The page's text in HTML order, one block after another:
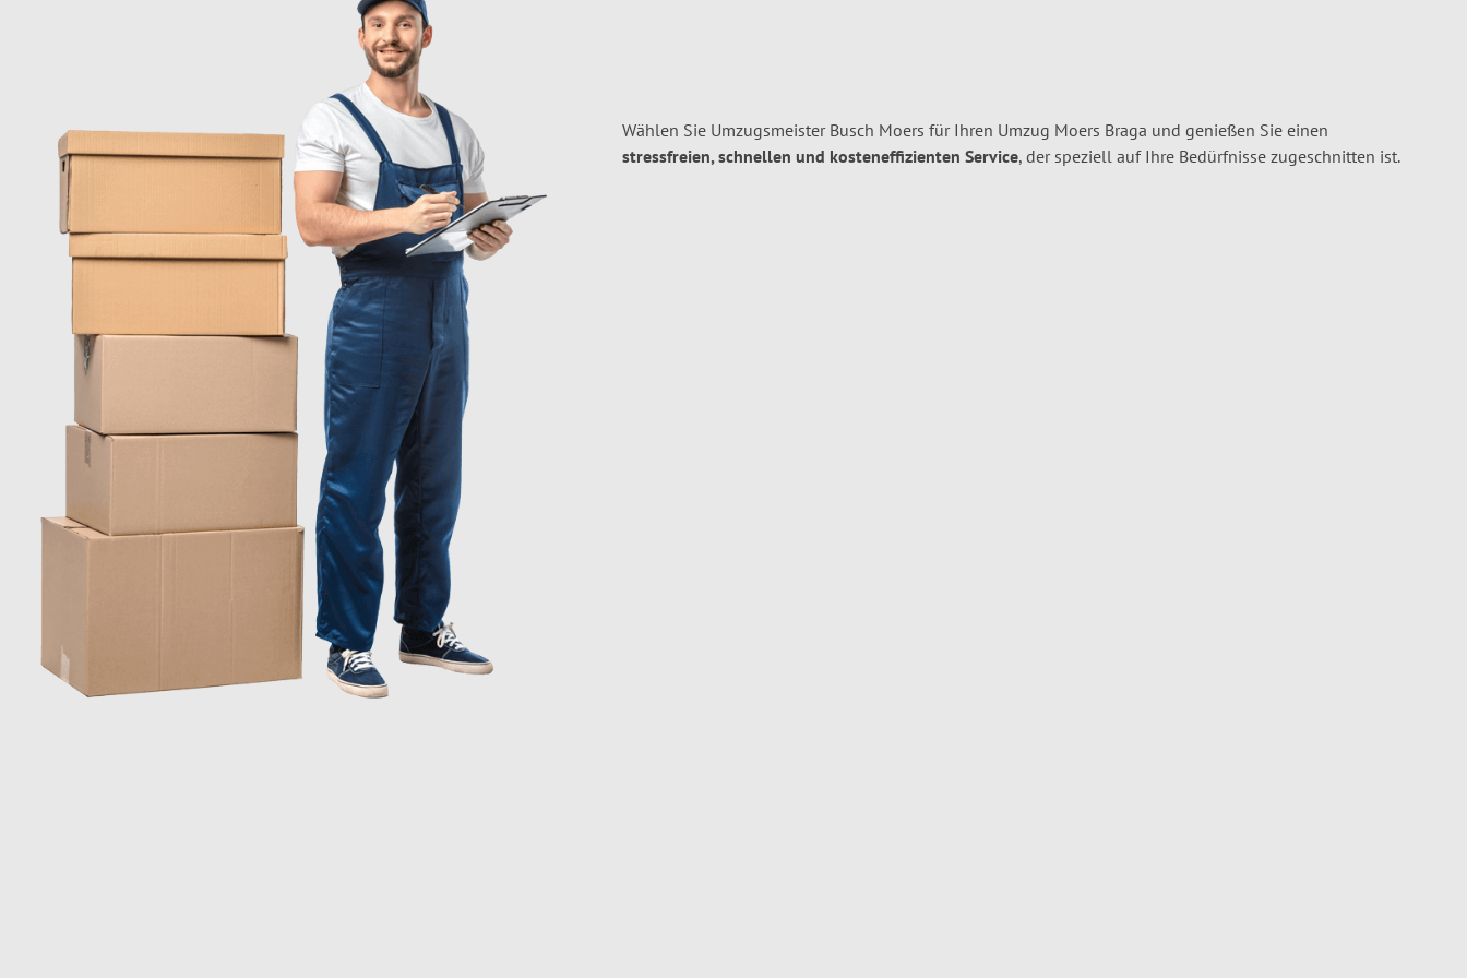
Wählen Sie Umzugsmeister Busch Moers für Ihren Umzug Moers Braga und genießen Sie einen
stressfreien, schnellen und kosteneffizienten Service, der speziell auf Ihre Bedürfnisse zugeschnitten ist.